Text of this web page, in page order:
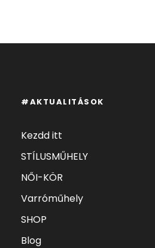
#AKTUALITÁSOK
Kezdd itt
STÍLUSMŰHELY
NŐI-KÖR
Varróműhely
SHOP
Blog